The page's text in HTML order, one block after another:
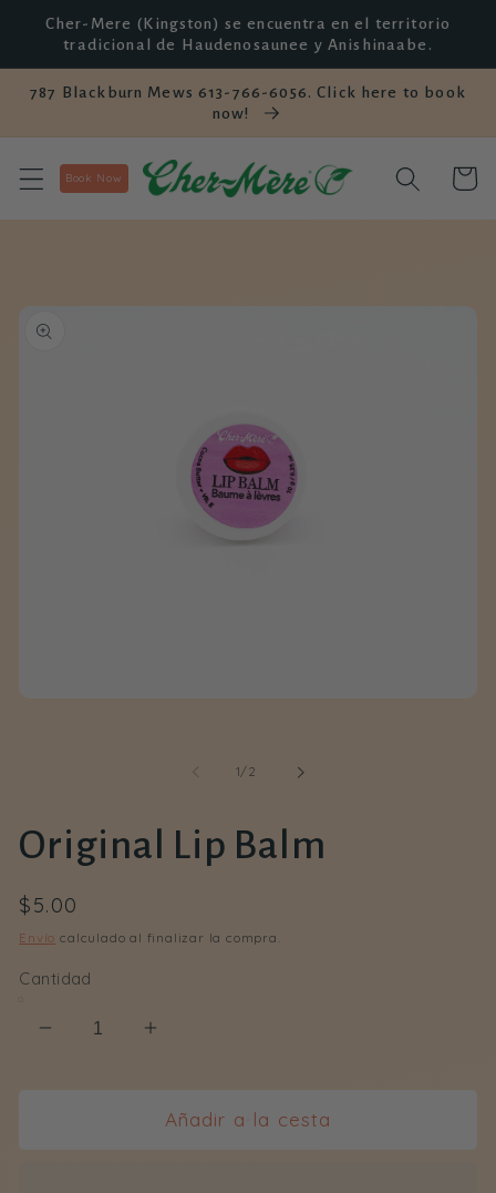
saltar al
contenido
Cher-Mere (Kingston) se encuentra en el territorio
tradicional de Haudenosaunee y Anishinaabe.
787 Blackburn Mews 613-766-6056. Click here to book
now!
Book Now Carro
información
del
1/
de2
Original Lip Balm
Precio
regular
$5.00
Envío calculado al finalizar la compra.
Cantidad
Reducir
Aumentar
Original
Añadir a la cesta